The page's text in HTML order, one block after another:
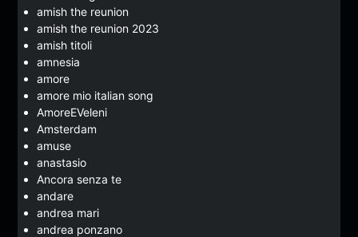
amish the reunion
amish the reunion 2023
amish titoli
amnesia
amore
amore mio italian song
AmoreEVeleni
Amsterdam
amuse
anastasio
Ancora senza te
andare
andrea mari
andrea ponzano